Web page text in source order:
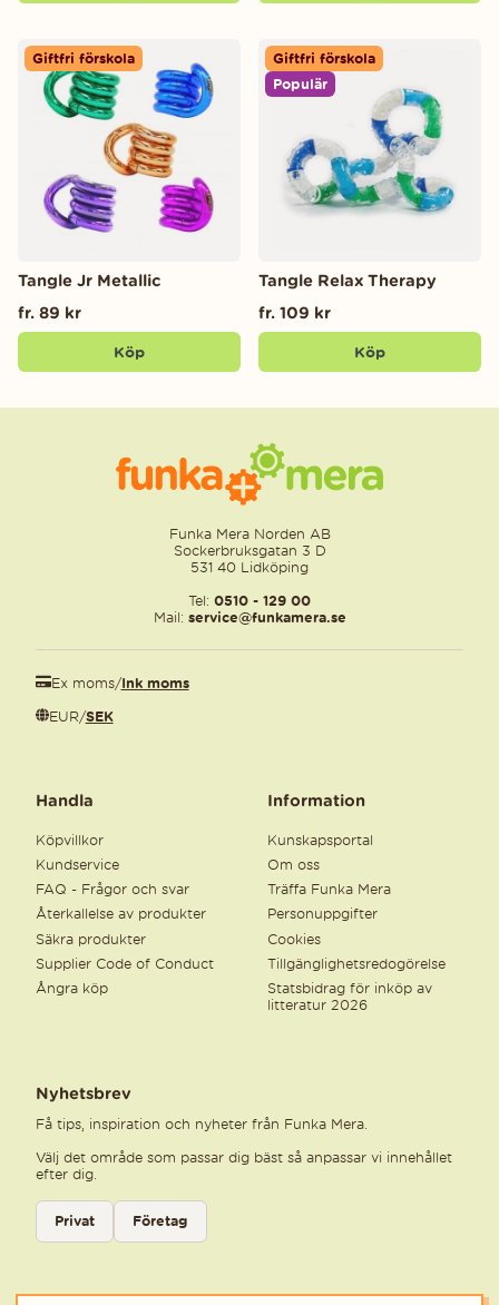
Giftfri förskola
Tangle Jr Metallic
fr. 89 kr
Köp
Giftfri förskola
Populär
Tangle Relax Therapy
fr. 109 kr
Köp
Funka Mera Norden AB
Sockerbruksgatan 3 D
531 40 Lidköping
Tel: 0510 - 129 00
Mail: service@funkamera.se
Ex moms/Ink moms
EUR/SEK
Handla
Köpvillkor
Kundservice
FAQ - Frågor och svar
Återkallelse av produkter
Säkra produkter
Supplier Code of Conduct
Ångra köp
Information
Kunskapsportal
Om oss
Träffa Funka Mera
Personuppgifter
Cookies
Tillgänglighetsredogörelse
Statsbidrag för inköp av
litteratur 2026
Nyhetsbrev
Få tips, inspiration och nyheter från Funka Mera.
Välj det område som passar dig bäst så anpassar vi innehållet
efter dig.
Välj kategori för nyhetsbrev
Privat
Företag